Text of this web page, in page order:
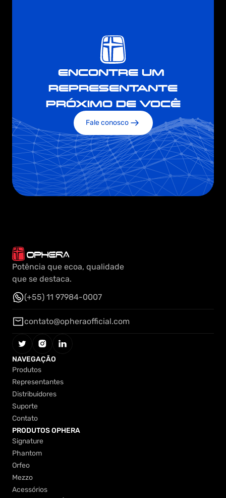
ENCONTRE UM
REPRESENTANTE
PRÓXIMO DE VOCÊ
Fale conosco
Potência que ecoa, qualidade
que se destaca.
(+55) 11 97984-0007
(+55) 11 97984-0007
contato@opheraofficial.com
contato@opheraofficial.com
NAVEGAÇÃO
Produtos
Produtos
Representantes
Representantes
Distribuidores
Distribuidores
Suporte
Suporte
Contato
Contato
PRODUTOS OPHERA
Signature
Signature
Phantom
Phantom
Orfeo
Orfeo
Mezzo
Mezzo
Acessórios